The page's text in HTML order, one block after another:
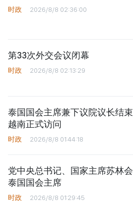
时政 2026/8/8 02:36:00
第33次外交会议闭幕
时政 2026/8/8 02:13:29
泰国国会主席兼下议院议长结
越南正式访问
时政 2026/8/8 01:44:18
党中央总书记、国家主席苏林
泰国国会主席
时政 2026/8/8 01:29:45